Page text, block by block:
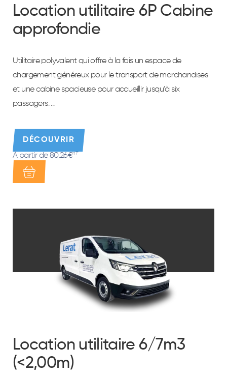
Location utilitaire 6P Cabine
approfondie
Utilitaire polyvalent qui offre à la fois un espace de
chargement généreux pour le transport de marchandises
et une cabine spacieuse pour accueillir jusqu’à six
passagers. ...
DÉCOUVRIR
À partir de 80.26€HT*
Location utilitaire 6/7m3
(<2,00m)